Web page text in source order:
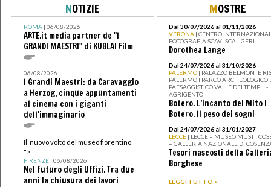
NOTIZIE
ROMA| 06/08/2026
ARTE.it media partner de "I
GRANDI MAESTRI" di KUBLAI Film
06/08/2026
I Grandi Maestri: da Caravaggio
a Herzog, cinque appuntamenti
al cinema con i giganti
dell'immaginario
Il nuovo volto del museo fiorentino
">
FIRENZE| 06/08/2026
Nel futuro degli Uffizi. Tra due
anni la chiusura dei lavori
MOSTRE
Dal 30/07/2026 al 01/11/2026
VERONA | CENTRO
FOTOGRAFIA SCAVI SCALIGERI
Dorothea Lange
Dal 24/07/2026 al 31/10/2026
PALERMO | PALAZZO BELMONTE
PALERMO I PARCO ARCHEOLOGICO
PAESAGGISTICO VALLE DEI TEMPLI -
AGRIGENTO
Botero. L’incanto del Mito I
Botero. Il peso dei sogni
Dal 24/07/2026 al 31/01/2027
LECCE | LECCE – MUSEO MUST I
– GALLERIA NAZIONALE DI
Tesori nascosti della
Borghese
LEGGI TUTTO >